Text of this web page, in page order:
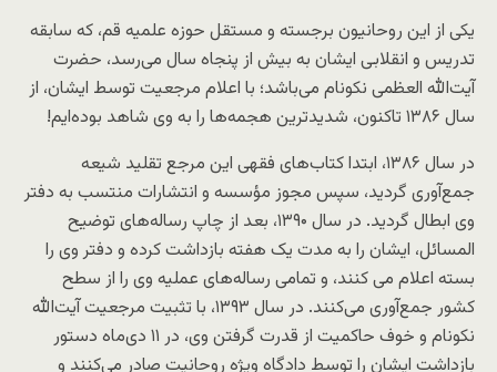
یکی از این روحانیون برجسته و مستقل حوزه علمیه قم، که سابقه
تدریس و انقلابی ایشان به بیش از پنجاه سال می‌رسد، حضرت
آیت‌الله العظمی نکونام می‌باشد؛ با اعلام مرجعیت توسط ایشان، از
سال ۱۳۸۶ تاکنون، شدیدترین هجمه‌ها را به وی شاهد بوده‌ایم!
در سال ۱۳۸۶، ابتدا کتاب‌های فقهی این مرجع تقلید شیعه
جمع‌آوری گردید، سپس مجوز مؤسسه و انتشارات منتسب به دفتر
وی ابطال گردید. در سال ۱۳۹۰، بعد از چاپ رساله‌های توضیح
المسائل، ایشان را به مدت یک هفته بازداشت کرده و دفتر وی را
بسته اعلام می کنند، و تمامی رساله‌های عملیه وی را از سطح
کشور جمع‌آوری می‌کنند. در سال ۱۳۹۳، با تثبیت مرجعیت آیت‌الله
نکونام و خوف حاکمیت از قدرت گرفتن وی، در ۱۱ دی‌ماه دستور
بازداشت ایشان را توسط دادگاه ویژه روحانیت صادر می‌کنند و